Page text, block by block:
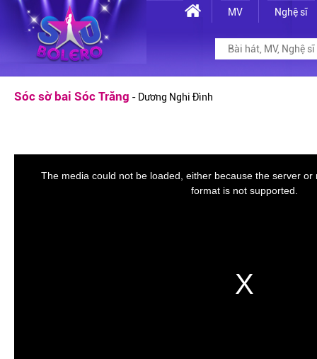
MV Nghệ sĩ
Sóc sờ bai Sóc Trăng - Dương Nghi Đình
The media could not be loaded, either because the server
format is not supported.